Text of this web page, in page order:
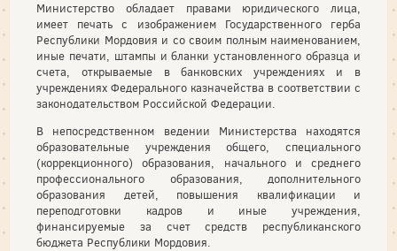
Министерство обладает правами юридического лица,
имеет печать с изображением Государственного герба
Республики Мордовия и со своим полным наименованием,
иные печати, штампы и бланки установленного образца и
счета, открываемые в банковских учреждениях и в
учреждениях Федерального казначейства в соответствии с
законодательством Российской Федерации.
В непосредственном ведении Министерства находятся
образовательные учреждения общего, специального
(коррекционного) образования, начального и среднего
профессионального образования, дополнительного
образования детей, повышения квалификации и
переподготовки кадров и иные учреждения,
финансируемые за счет средств республиканского
бюджета Республики Мордовия.